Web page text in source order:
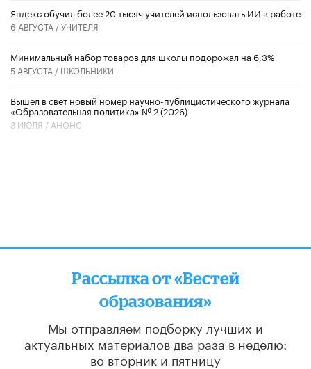
​Яндекс обучил более 20 тысяч учителей использовать ИИ в работе
6 АВГУСТА /УЧИТЕЛЯ
Минимальный набор товаров для школы подорожал на 6,3%
5 АВГУСТА / ШКОЛЬНИКИ
Вышел в свет новый номер научно-публицистического журнала
«Образовательная политика» № 2 (2026)
3 ИЮЛЯ / АНОНС
Рассылка от «Вестей
образования»
Мы отправляем подборку лучших и
актуальных материалов два раза в неделю:
во вторник и пятницу